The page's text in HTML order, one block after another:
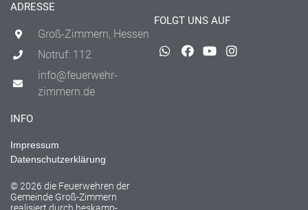
ADRESSE
Groß-Zimmern, Hessen
Notruf: 112
info@feuerwehr-
zimmern.de
FOLGT UNS AUF
INFO
Impressum
Datenschutzerklärung
© 2026 die Feuerwehren der
Gemeinde Groß-Zimmern